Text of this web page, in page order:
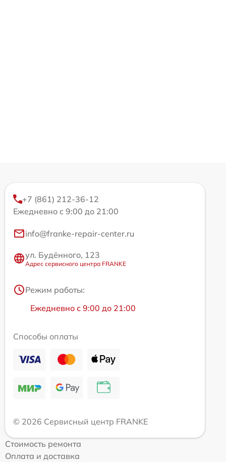
+7 (861) 212-36-12
Ежедневно с 9:00 до 21:00
info@franke-repair-center.ru
ул. Будённого, 123
Адрес сервисного центра FRANKE
Режим работы:
Ежедневно с 9:00 до 21:00
Способы оплаты
© 2026 Сервисный центр FRANKE
Стоимость ремонта
Оплата и доставка